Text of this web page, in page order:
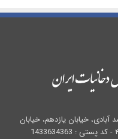
خیابان یازدهم، خیابان